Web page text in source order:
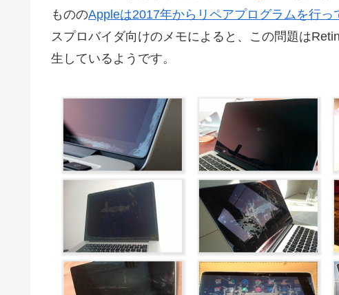
もののAppleは2017年からリペアプログラムを行っ
スプロバイダ向けのメモによると、この問題は
生しているようです。